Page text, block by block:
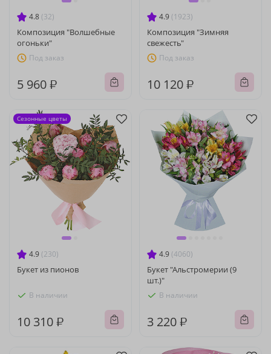
4.8 (32)
Композиция "Волшебные
огоньки"
Под заказ
5 960 ₽
4.9 (1923)
Композиция "Зимняя
свежесть"
Под заказ
10 120 ₽
4.9 (230)
Букет из пионов
В наличии
10 310 ₽
Сезонные цветы
4.9 (4060)
Букет "Альстромерии (9
шт.)"
В наличии
3 220 ₽